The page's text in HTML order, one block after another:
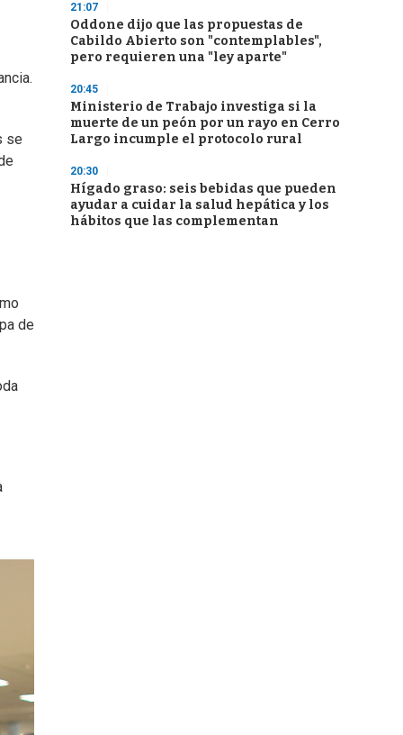
se
de
21:07
Oddone dijo que las propuestas de
Cabildo Abierto son "contemplables",
pero requieren una "ley aparte"
20:45
Ministerio de Trabajo investiga si la
muerte de un peón por un rayo en Cerro
Largo incumple el protocolo rural
20:30
Hígado graso: seis bebidas que pueden
ayudar a cuidar la salud hepática y los
hábitos que las complementan